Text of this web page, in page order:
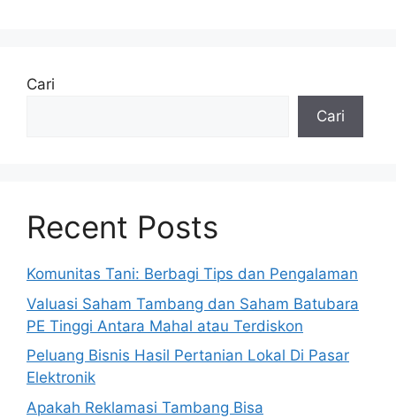
Cari
Cari
Recent Posts
Komunitas Tani: Berbagi Tips dan Pengalaman
Valuasi Saham Tambang dan Saham Batubara
PE Tinggi Antara Mahal atau Terdiskon
Peluang Bisnis Hasil Pertanian Lokal Di Pasar
Elektronik
Apakah Reklamasi Tambang Bisa